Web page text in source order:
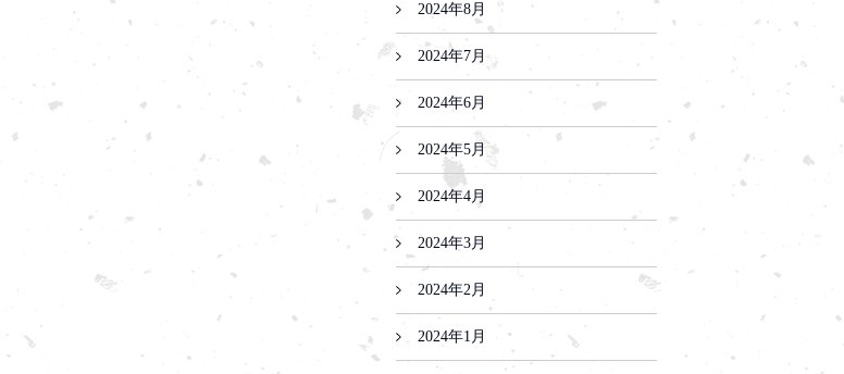
2024年8月
2024年7月
2024年6月
2024年5月
2024年4月
2024年3月
2024年2月
2024年1月